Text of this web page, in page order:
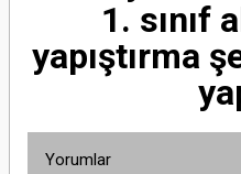
1. sınıf
yapıştırma
Yorumlar